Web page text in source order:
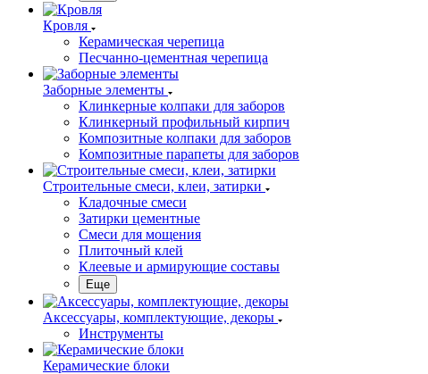
Кровля
Керамическая черепица
Песчанно-цементная черепица
Заборные элементы
Клинкерные колпаки для заборов
Клинкерный профильный кирпич
Композитные колпаки для заборов
Композитные парапеты для заборов
Строительные смеси, клеи, затирки
Кладочные смеси
Затирки цементные
Смеси для мощения
Плиточный клей
Клеевые и армирующие составы
Еще
Аксессуары, комплектующие, декоры
Инструменты
Керамические блоки